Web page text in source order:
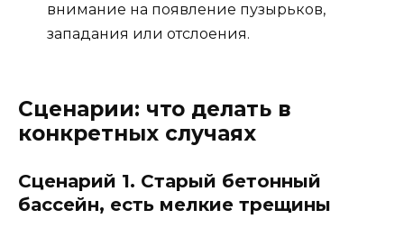
внимание на появление пузырьков,
западания или отслоения.
Сценарии: что делать в
конкретных случаях
Сценарий 1. Старый бетонный
бассейн, есть мелкие трещины